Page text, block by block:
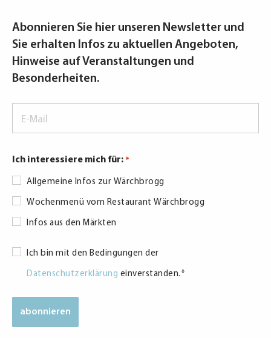
Abonnieren Sie hier unseren Newsletter und
Sie erhalten Infos zu aktuellen Angeboten,
Hinweise auf Veranstaltungen und
Besonderheiten.
Mail
Ich interessiere mich für: *
Allgemeine Infos zur Wärchbrogg
Wochenmenü vom Restaurant Wärchbrogg
Infos aus den Märkten
Datenschutzerklärung
Ich bin mit den Bedingungen der
Datenschutzerklärung einverstanden. *